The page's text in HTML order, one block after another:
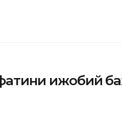
ижобий